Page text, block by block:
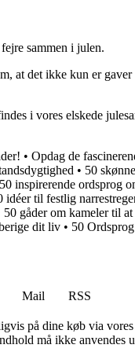
sammen i julen.
at det ikke kun er
i vores elskede
• Opdag de
• 50
50 inspirerende ordsprog
idéer til festlig
50 gåder om kameler til
dit liv • 50
Mail
RSS
på dine køb via
må ikke anvendes